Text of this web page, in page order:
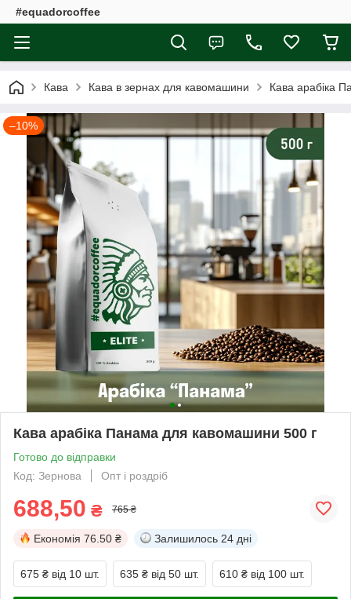
#equadorcoffee
Кава Кава в зернах для кавомашини Кава арабіка
–10%
Кава арабіка Панама для кавомашини 500 г
Готово до відправки
Код: Зернова
Опт і роздріб
688,50 ₴ 765 ₴
Економія 76.50 ₴ Залишилось 24 дні
675 ₴ від 10 шт. 635 ₴ від 50 шт. 610 ₴ від 100 шт.